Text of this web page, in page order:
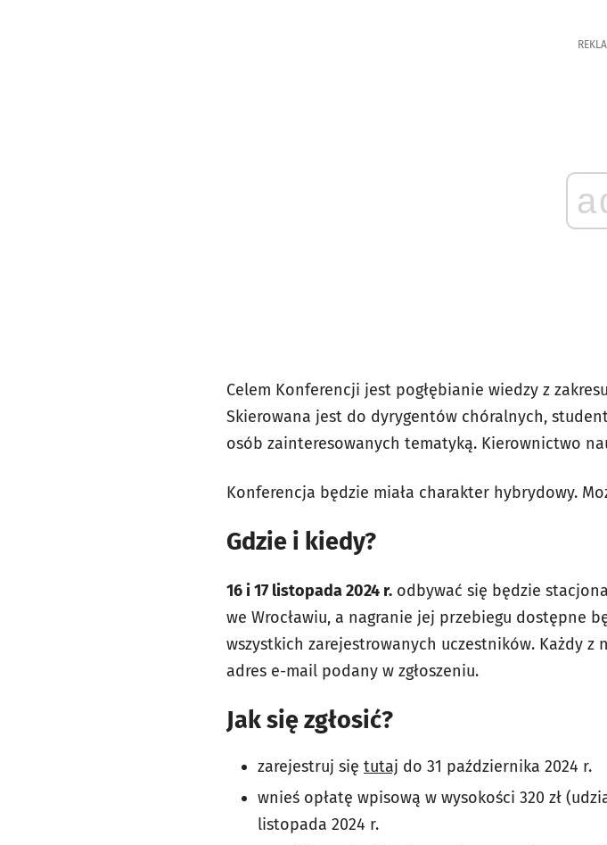
Celem Konferencji jest pogłębianie wiedzy z
Skierowana jest do dyrygentów chóralnych,
osób zainteresowanych tematyką. Kierownictwo
Konferencja będzie miała charakter hybrydowy.
Gdzie i kiedy?
16 i 17 listopada 2024 r. odbywać się będzie
we Wrocławiu, a nagranie jej przebiegu dostępne
wszystkich zarejestrowanych uczestników. Każdy
adres e-mail podany w zgłoszeniu.
Jak się zgłosić?
zarejestruj się tutaj do 31 października 2024 r.
wnieś opłatę wpisową w wysokości 320 zł
listopada 2024 r.